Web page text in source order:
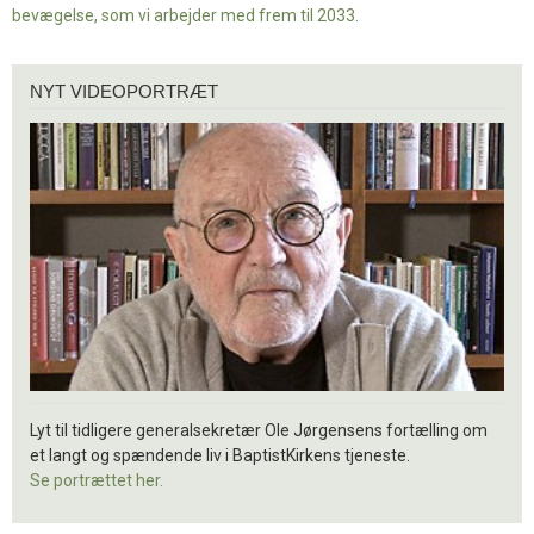
bevægelse, som vi arbejder med frem til 2033.
videoportræt
NYT VIDEOPORTRÆT
Lyt til tidligere generalsekretær Ole Jørgensens fortælling om
et langt og spændende liv i BaptistKirkens tjeneste.
Se portrættet her.